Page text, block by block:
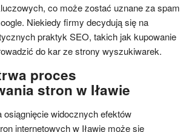
co może zostać uznane za spam
Niekiedy firmy decydują się na
praktyk SEO, takich jak kupowanie
do kar ze strony wyszukiwarek.
proces
stron w Iławie
osiągnięcie widocznych efektów
internetowych w Iławie może się